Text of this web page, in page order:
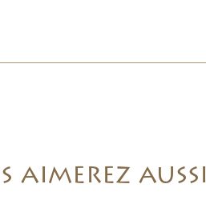
aimerez aussi